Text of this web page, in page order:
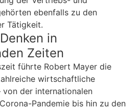
ebenfalls zu den
Tätigkeit.
in
Zeiten
führte Robert Mayer die
wirtschaftliche
von der internationalen
Pandemie bis hin zu den